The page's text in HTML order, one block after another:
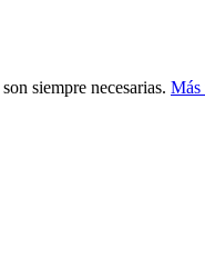
siempre necesarias. Más